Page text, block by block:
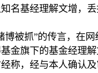
基经理解文增，丢
被抓”的传言，在网
金旗下的基金经理
称，经与本人确认